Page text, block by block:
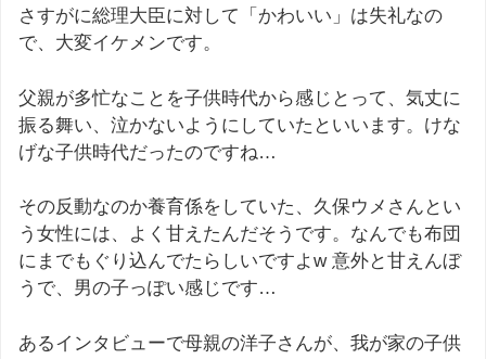
さすがに総理大臣に対して「かわいい」は失礼なの
で、大変イケメンです。
父親が多忙なことを子供時代から感じとって、気丈に
振る舞い、泣かないようにしていたといいます。けな
げな子供時代だったのですね…
その反動なのか養育係をしていた、久保ウメさんとい
う女性には、よく甘えたんだそうです。なんでも布団
にまでもぐり込んでたらしいですよw 意外と甘えんぼ
うで、男の子っぽい感じです…
あるインタビューで母親の洋子さんが、我が家の子供